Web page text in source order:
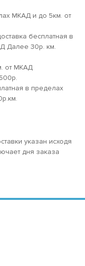
МКАД и до 5км. от
бесплатная в
Далее 30р. км.
от МКАД
в пределах
указан исходя
дня заказа